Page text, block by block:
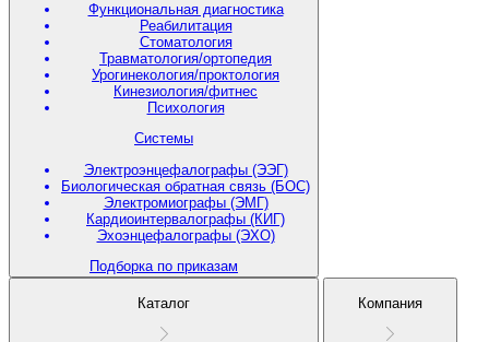
Функциональная диагностика
Реабилитация
Стоматология
Травматология/ортопедия
Урогинекология/проктология
Кинезиология/фитнес
Психология
Системы
Электроэнцефалографы (ЭЭГ)
Биологическая обратная связь (БОС)
Электромиографы (ЭМГ)
Кардиоинтервалографы (КИГ)
Эхоэнцефалографы (ЭХО)
Подборка по приказам
Каталог Компания